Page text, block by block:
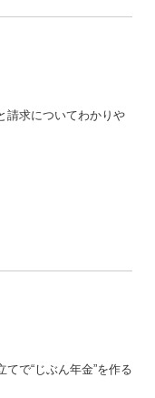
請求についてわかりや
で“じぶん年金”を作る